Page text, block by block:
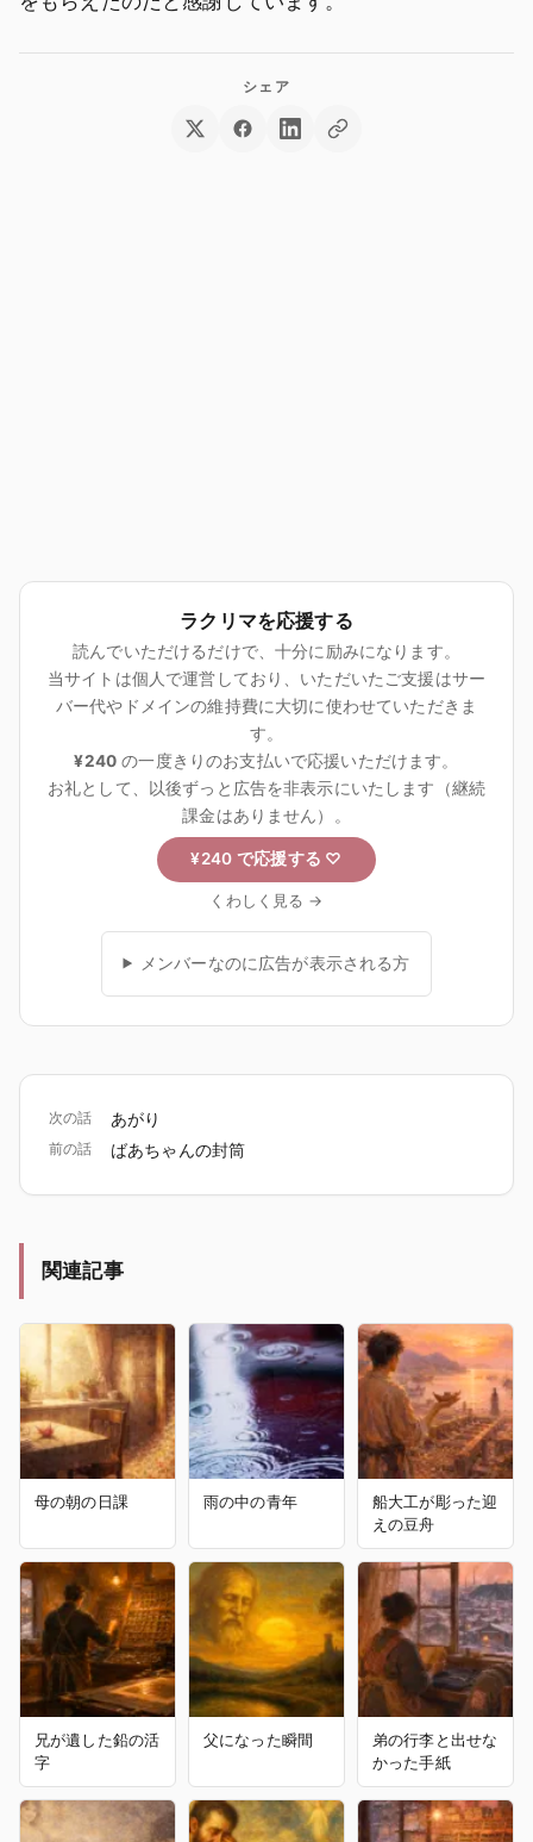
ラクリマを応援する
読んでいただけるだけで、十分に励みになります。
当サイトは個人で運営しており、いただいたご支援はサー
バー代やドメインの維持費に大切に使わせていただきま
す。
¥240 の一度きりのお支払いで応援いただけます。
お礼として、以後ずっと広告を非表示にいたします（継続
課金はありません）。
¥240 で応援する ♡
くわしく見る →
メンバーなのに広告が表示される方
次の話 あがり
前の話 ばあちゃんの封筒
関連記事
母の朝の日課 雨の中の青年
船大工が彫った迎
えの豆舟
兄が遺した鉛の活
字
父になった瞬間
弟の行李と出せな
かった手紙